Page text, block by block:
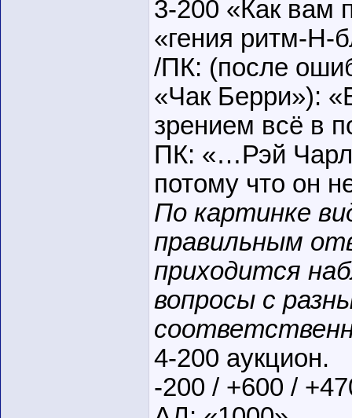
3-200 «Как вам
«гения ритм-
/ПК: (после
«Чак Берри»):
зрением всё в
ПК: «…Рэй
потому что он
По картинке
правильным
приходится
вопросы с
4-200 аукцион.
-200 / +600 /